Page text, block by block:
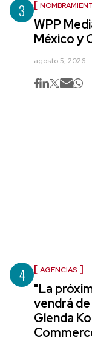
3
WPP
México y
agosto 5, 2026
4 AGENCIAS
"La
vendrá
Glenda